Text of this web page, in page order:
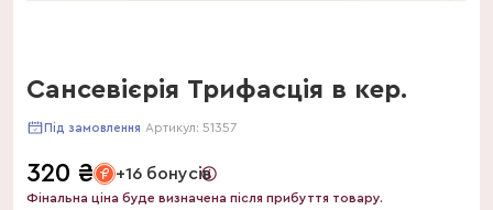
Сансевієрія Трифасція в кер.
Під замовлення Артикул: 51357
320 ₴ +16 бонусів
Фінальна ціна буде визначена після прибуття товару.